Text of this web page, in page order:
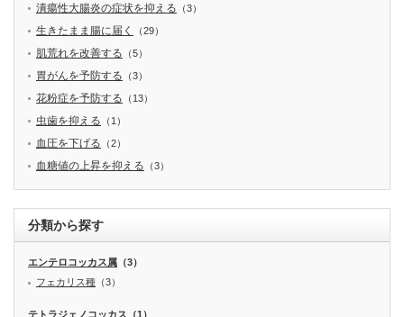
潰瘍性大腸炎の症状を抑える （3）
生きたまま腸に届く （29）
肌荒れを改善する （5）
胃がんを予防する （3）
花粉症を予防する （13）
虫歯を抑える （1）
血圧を下げる （2）
血糖値の上昇を抑える （3）
分類から探す
エンテロコッカス属 （3）
フェカリス種 （3）
テトラジェノコッカス （1）